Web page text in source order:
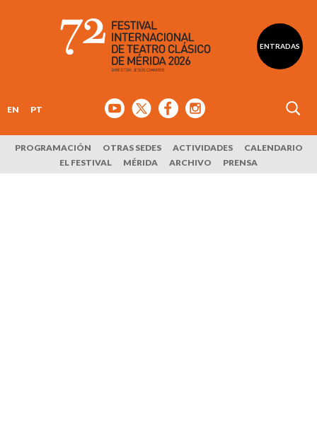
ENTRADAS
EN PT
PROGRAMACIÓN OTRAS SEDES ACTIVIDADES
CALENDARIO
EL FESTIVAL
MÉRIDA ARCHIVO PRENSA